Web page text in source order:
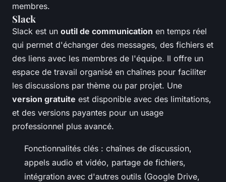
membres.
Slack
Slack est un outil de communication en temps réel
qui permet d'échanger des messages, des fichiers et
des liens avec les membres de l'équipe. Il offre un
espace de travail organisé en chaînes pour faciliter
les discussions par thème ou par projet. Une
version gratuite est disponible avec des limitations,
et des versions payantes pour un usage
professionnel plus avancé.
Fonctionnalités clés : chaînes de discussion,
appels audio et vidéo, partage de fichiers,
intégration avec d'autres outils (Google Drive,